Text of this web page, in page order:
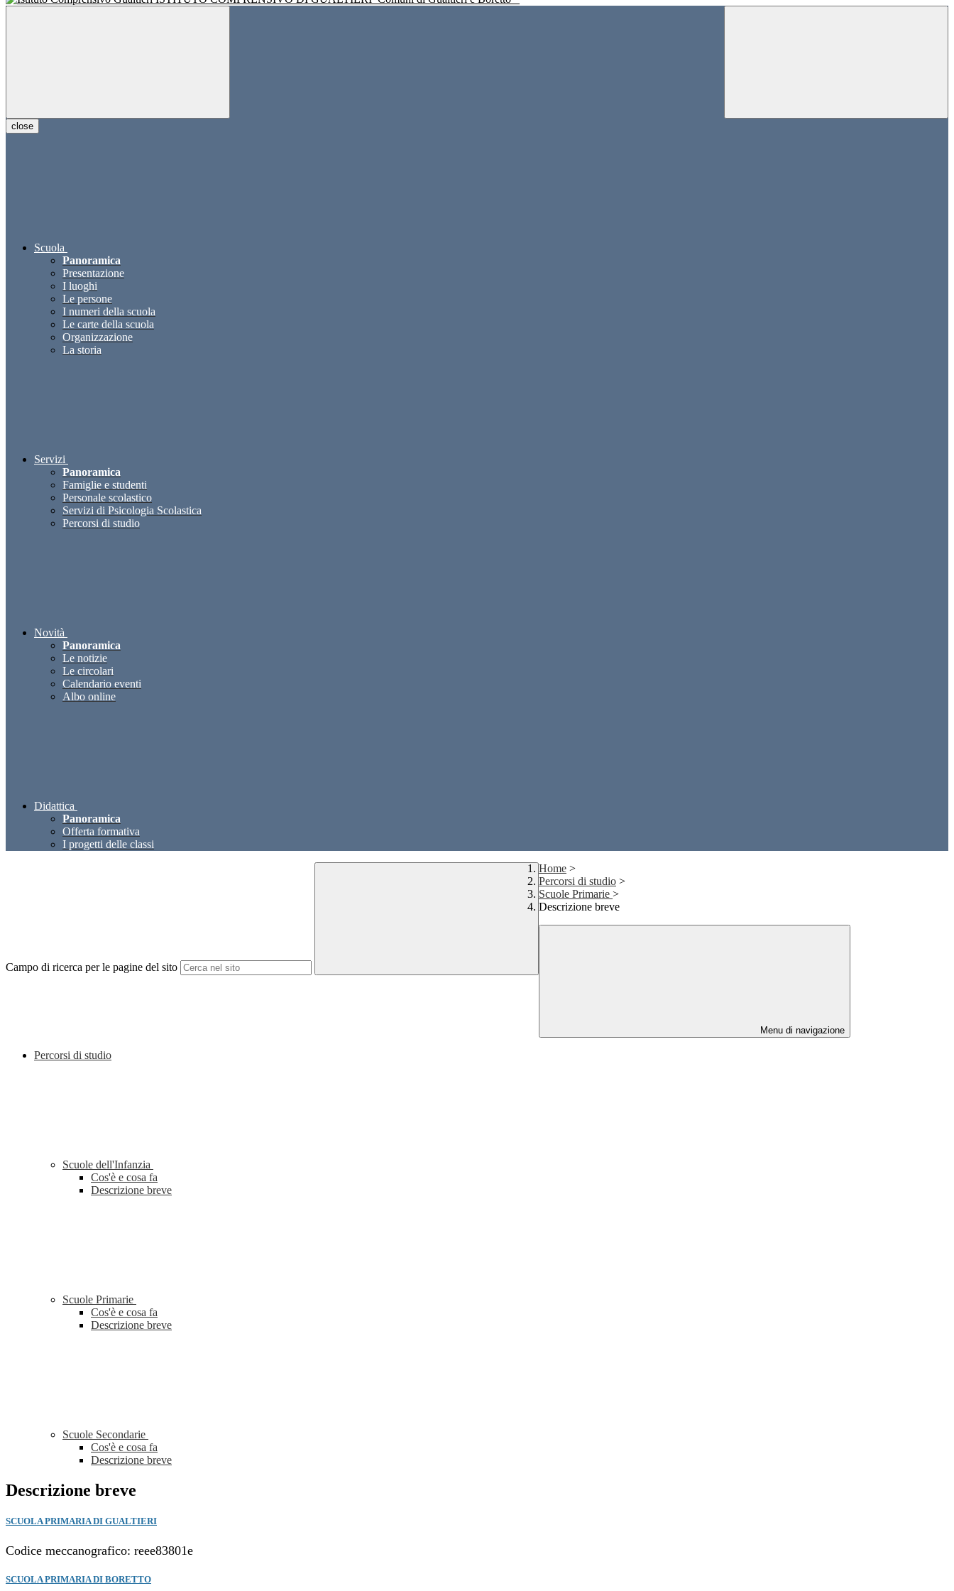
close
Scuola
Panoramica
Presentazione
I luoghi
Le persone
I numeri della scuola
Le carte della scuola
Organizzazione
La storia
Servizi
Panoramica
Famiglie e studenti
Personale scolastico
Servizi di Psicologia Scolastica
Percorsi di studio
Novità
Panoramica
Le notizie
Le circolari
Calendario eventi
Albo online
Didattica
Panoramica
Offerta formativa
I progetti delle classi
Campo di ricerca per le pagine del sito
Home >
Percorsi di studio >
Scuole Primarie >
Descrizione breve
Menu di navigazione
Percorsi di studio
Scuole dell'Infanzia
Cos'è e cosa fa
Descrizione breve
Scuole Primarie
Cos'è e cosa fa
Descrizione breve
Scuole Secondarie
Cos'è e cosa fa
Descrizione breve
Descrizione breve
SCUOLA PRIMARIA DI GUALTIERI
Codice meccanografico: reee83801e
SCUOLA PRIMARIA DI BORETTO